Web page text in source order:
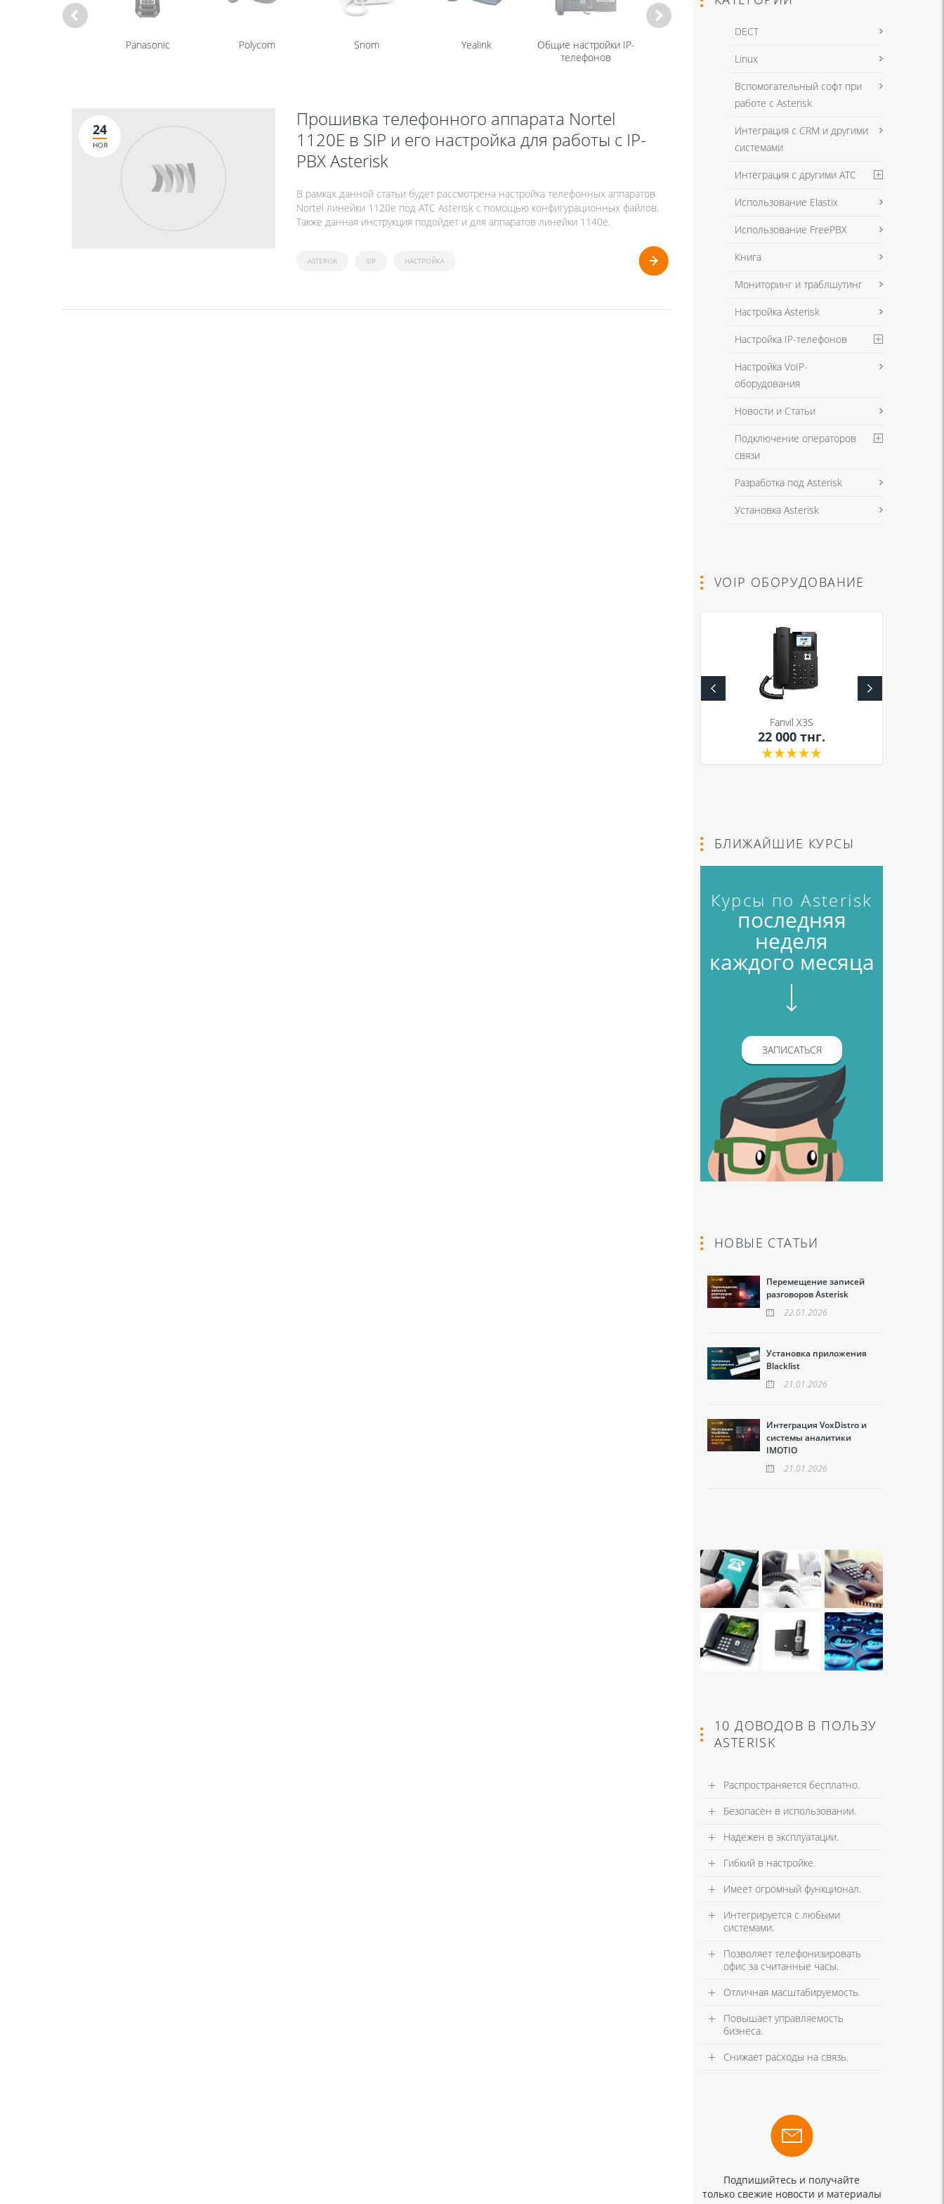
Panasonic Polycom Snom Yealink
Общие настройки IP-
телефонов
24
НОЯ
Прошивка телефонного аппарата Nortel
1120E в SIP и его настройка для работы с IP-
PBX Asterisk
В рамках данной статьи будет рассмотрена настройка телефонных аппаратов
Nortel линейки 1120e под АТС Asterisk с помощью конфигурационных файлов.
Также данная инструкция подойдет и для аппаратов линейки 1140е.
ASTERISK SIP НАСТРОЙКА
DECT
Linux
Вспомогательный софт при
работе с Asterisk
Интеграция с CRM и другими
системами
Интеграция с другими АТС
Использование Elastix
Использование FreePBX
Книга
Мониторинг и траблшутинг
Настройка Asterisk
Настройка IP-телефонов
Настройка VoIP-
оборудования
Новости и Статьи
Подключение операторов
связи
Разработка под Asterisk
Установка Asterisk
VOIP ОБОРУДОВАНИЕ
Fanvil X3S
22 000 тнг.
БЛИЖАЙШИЕ КУРСЫ
Курсы по Asterisk
последняя
неделя
каждого месяца
ЗАПИСАТЬСЯ
НОВЫЕ СТАТЬИ
Перемещение записей
разговоров Asterisk
22.01.2026
Установка приложения
Blacklist
21.01.2026
Интеграция VoxDistro и
системы аналитики
IMOTIO
21.01.2026
10 ДОВОДОВ В ПОЛЬЗУ
ASTERISK
Распространяется бесплатно.
Безопасен в использовании.
Надежен в эксплуатации.
Гибкий в настройке.
Имеет огромный функционал.
Интегрируется с любыми
системами.
Позволяет телефонизировать
офис за считанные часы.
Отличная масштабируемость.
Повышает управляемость
бизнеса.
Снижает расходы на связь.
Подпишийтесь и получайте
только свежие новости и материалы